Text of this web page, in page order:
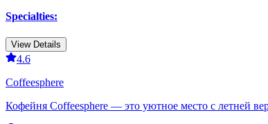
Specialties:
View Details
4.6
Coffeesphere
Кофейня Coffeesphere — это уютное место с летней